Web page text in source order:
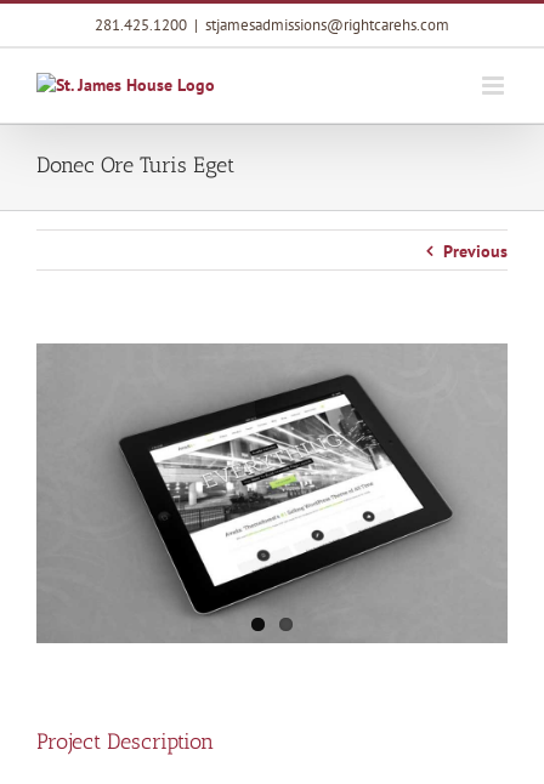
Skip
281.425.1200 | stjamesadmissions@rightcarehs.com
Donec Ore Turis Eget
Previous
Project Description